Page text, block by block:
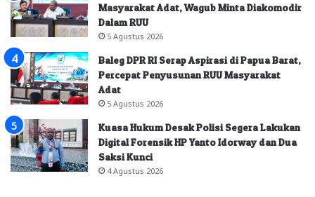
Masyarakat Adat, Wagub Minta Diakomodir
Dalam RUU
5 Agustus 2026
Baleg DPR RI Serap Aspirasi di Papua Barat,
Percepat Penyusunan RUU Masyarakat
Adat
5 Agustus 2026
Kuasa Hukum Desak Polisi Segera Lakukan
Digital Forensik HP Yanto Idorway dan Dua
Saksi Kunci
4 Agustus 2026